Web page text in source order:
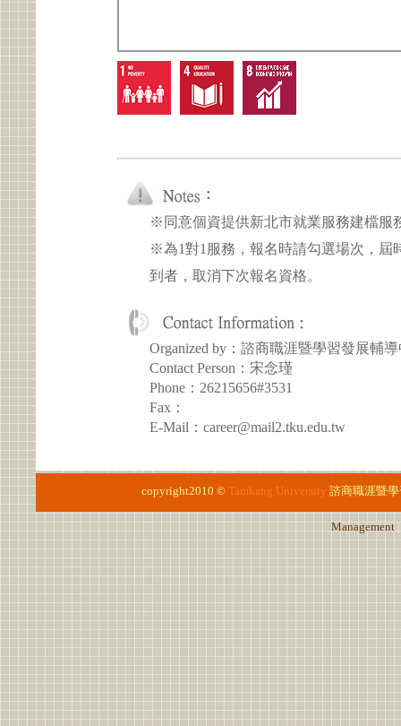
※同意個資提供新北市就業服務建檔服
※為1對1服務，報名時請勾選場次，屆
到者，取消下次報名資格。
Organized by：諮商職涯暨學習發展輔
Contact Person：宋念瑾
Phone：26215656#3531
Fax：
E-Mail：career@mail2.tku.edu.tw
copyright2010 © Tamkang University 諮商職涯暨
Management